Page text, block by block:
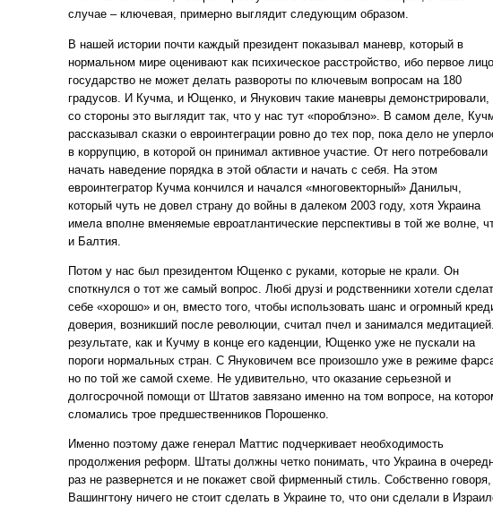
случае – ключевая, примерно выглядит следующим образом.
В нашей истории почти каждый президент показывал маневр, который в
нормальном мире оценивают как психическое расстройство, ибо первое лицо
государство не может делать развороты по ключевым вопросам на 180
градусов. И Кучма, и Ющенко, и Янукович такие маневры демонстрировали,
со стороны это выглядит так, что у нас тут «пороблэно». В самом деле,
рассказывал сказки о евроинтеграции ровно до тех пор, пока дело не
в коррупцию, в которой он принимал активное участие. От него потребовали
начать наведение порядка в этой области и начать с себя. На этом
евроинтегратор Кучма кончился и начался «многовекторный» Данилыч,
который чуть не довел страну до войны в далеком 2003 году, хотя Украина
имела вполне вменяемые евроатлантические перспективы в той же волне,
и Балтия.
Потом у нас был президентом Ющенко с руками, которые не крали. Он
споткнулся о тот же самый вопрос. Любі друзі и родственники хотели
себе «хорошо» и он, вместо того, чтобы использовать шанс и огромный
доверия, возникший после революции, считал пчел и занимался
результате, как и Кучму в конце его каденции, Ющенко уже не пускали на
пороги нормальных стран. С Януковичем все произошло уже в режиме
но по той же самой схеме. Не удивительно, что оказание серьезной и
долгосрочной помощи от Штатов завязано именно на том вопросе, на
сломались трое предшественников Порошенко.
Именно поэтому даже генерал Маттис подчеркивает необходимость
продолжения реформ. Штаты должны четко понимать, что Украина в
раз не развернется и не покажет свой фирменный стиль. Собственно говоря,
Вашингтону ничего не стоит сделать в Украине то, что они сделали в